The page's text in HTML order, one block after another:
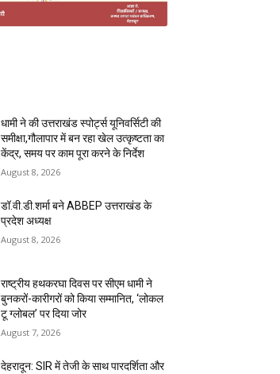
धामी ने की उत्तराखंड स्पोर्ट्स यूनिवर्सिटी की
समीक्षा,गौलापार में बन रहा खेल उत्कृष्टता का
केंद्र, समय पर काम पूरा करने के निर्देश
August 8, 2026
डॉ.वी.डी.शर्मा बने ABBEP उत्तराखंड के
प्रदेश अध्यक्ष
August 8, 2026
राष्ट्रीय हथकरघा दिवस पर सीएम धामी ने
बुनकरों-कारीगरों को किया सम्मानित, ‘लोकल
टू ग्लोबल’ पर दिया जोर
August 7, 2026
देहरादून: SIR में तेजी के साथ पारदर्शिता और